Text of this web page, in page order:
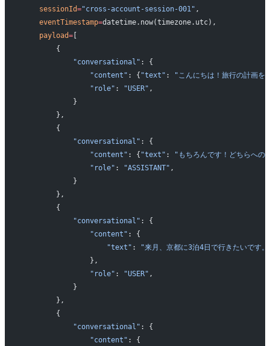
    sessionId
="cross-account-session-001" ,
    eventTimestamp
=datetime.now(timezone.utc),
    payload
=[
        {
            "conversational"
: {
                "content"
: { "text" :
"こんにちは！旅行の計画を
                "role"
: "USER" ,
            }
        },
        {
            "conversational"
: {
                "content"
: { "text" :
"もちろんです！どちらへの
                "role"
: "ASSISTANT" ,
            }
        },
        {
            "conversational"
: {
                "content"
: {
                    "text"
:
"来月、京都に3泊4日で行きたいです
                },
                "role"
: "USER" ,
            }
        },
        {
            "conversational"
: {
                "content"
: {